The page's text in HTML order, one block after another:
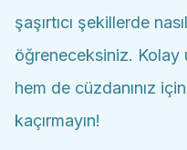
şaşırtıcı şekillerde
öğreneceksiniz. Kolay
hem de cüzdanınız
kaçırmayın!